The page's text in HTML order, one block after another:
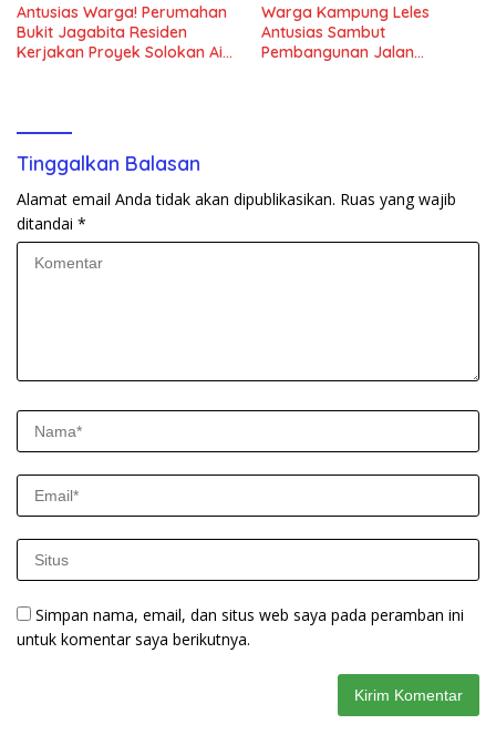
Antusias Warga! Perumahan
Bukit Jagabita Residen
Kerjakan Proyek Solokan Air
Warga Kampung Leles
Antusias Sambut
Pembangunan Jalan
Tinggalkan Balasan
Alamat email Anda tidak akan dipublikasikan. Ruas yang wajib
ditandai *
Simpan nama, email, dan situs web saya pada peramban ini
untuk komentar saya berikutnya.